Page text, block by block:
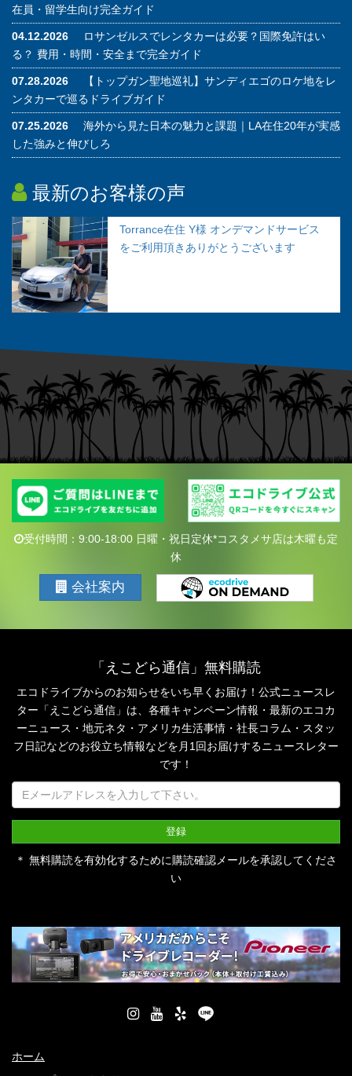
在員・留学生向け完全ガイド
04.12.2026
ロサンゼルスでレンタカーは必要？国際免許はい
る？ 費用・時間・安全まで完全ガイド
07.28.2026
【トップガン聖地巡礼】サンディエゴのロケ地をレ
ンタカーで巡るドライブガイド
07.25.2026
海外から見た日本の魅力と課題｜LA在住20年が実感
した強みと伸びしろ
最新のお客様の声
Torrance在住 Y様 オンデマンドサービス
をご利用頂きありがとうございます
受付時間：9:00-18:00 日曜・祝日定休*コスタメサ店は木曜も定
休
会社案内
「えこどら通信」無料購読
エコドライブからのお知らせをいち早くお届け！公式ニュースレ
ター「えこどら通信」は、 各種キャンペーン情報・最新のエコカ
ーニュース・地元ネタ・アメリカ生活事情・社長コラム・ スタッ
フ日記などのお役立ち情報などを月1回お届けするニュースレター
です！
＊ 無料購読を有効化するために購読確認メールを承認してくださ
い
ホーム